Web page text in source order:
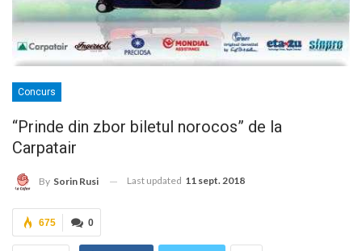
Concurs
“Prinde din zbor biletul norocos” de la
Carpatair
By Sorin Rusi Last updated 11 sept. 2018
0
675